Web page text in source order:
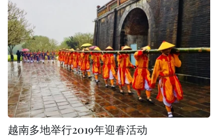
越南多地举行2019年迎春活动